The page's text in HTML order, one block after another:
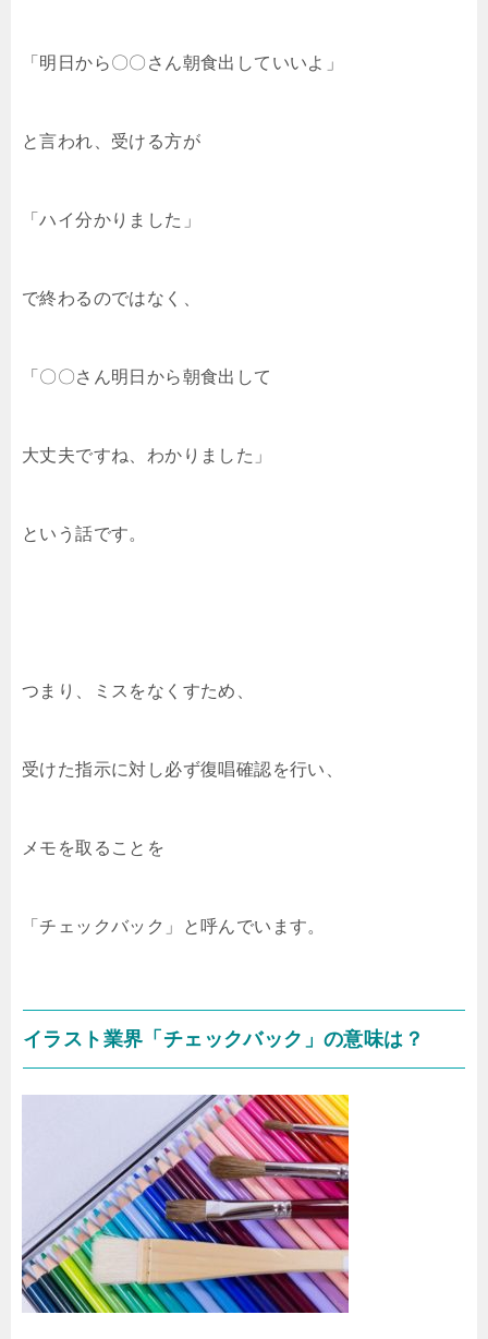
「明日から〇〇さん朝食出していいよ」
と言われ、受ける方が
「ハイ分かりました」
で終わるのではなく、
「〇〇さん明日から朝食出して
大丈夫ですね、わかりました」
という話です。
つまり、ミスをなくすため、
受けた指示に対し必ず復唱確認を行い、
メモを取ることを
「チェックバック」と呼んでいます。
イラスト業界「チェックバック」の意味は？